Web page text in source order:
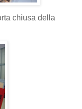
chiusa della